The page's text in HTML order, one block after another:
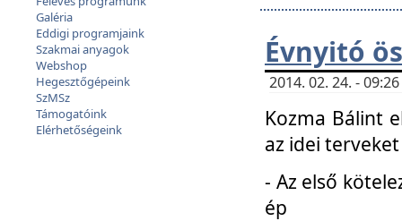
Galéria
Eddigi programjaink
Szakmai anyagok
Webshop
Hegesztőgépeink
SzMSz
Támogatóink
Elérhetőségeink
Évnyitó
2014. 02. 24. -
Kozma Bálint
az idei
- Az első
ép